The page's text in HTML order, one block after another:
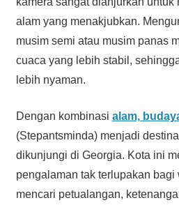
alam yang menakjubkan.
musim semi atau musim panas
cuaca yang lebih stabil,
lebih nyaman.
Dengan kombinasi alam,
(Stepantsminda) menjadi
dikunjungi di Georgia. Kota ini
pengalaman tak terlupakan bagi
mencari petualangan,